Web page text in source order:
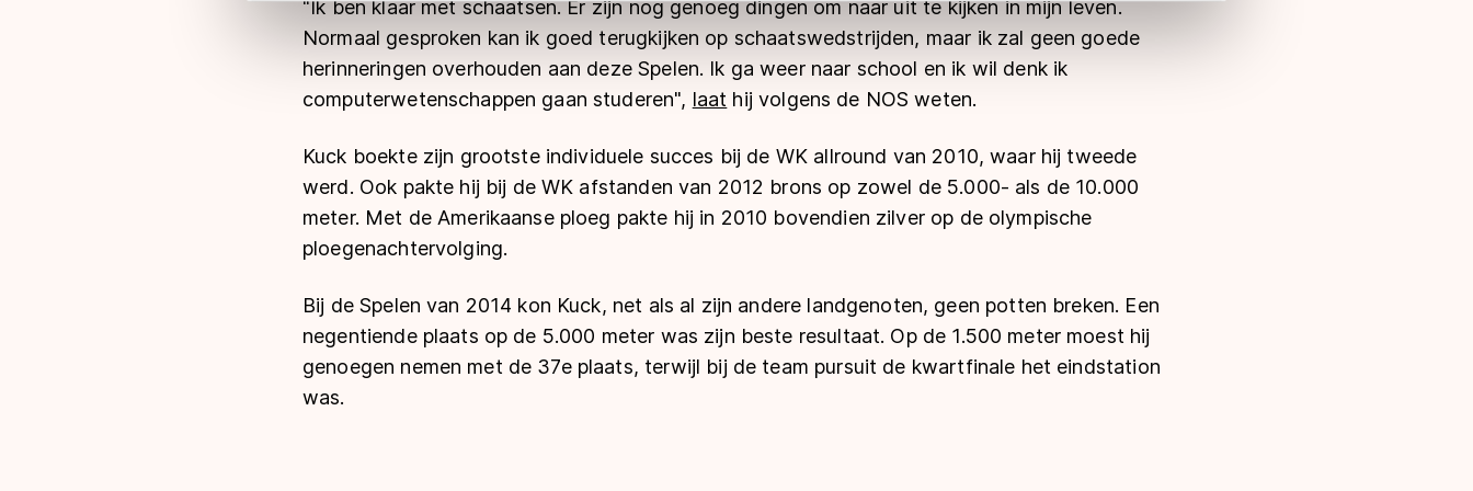
"Ik ben klaar met schaatsen. Er zijn nog genoeg dingen om naar uit te kijken in mijn leven.
Normaal gesproken kan ik goed terugkijken op schaatswedstrijden, maar ik zal geen goede
herinneringen overhouden aan deze Spelen. Ik ga weer naar school en ik wil denk ik
computerwetenschappen gaan studeren", laat hij volgens de NOS weten.
Kuck boekte zijn grootste individuele succes bij de WK allround van 2010, waar hij tweede
werd. Ook pakte hij bij de WK afstanden van 2012 brons op zowel de 5.000- als de 10.000
meter. Met de Amerikaanse ploeg pakte hij in 2010 bovendien zilver op de olympische
ploegenachtervolging.
Bij de Spelen van 2014 kon Kuck, net als al zijn andere landgenoten, geen potten breken. Een
negentiende plaats op de 5.000 meter was zijn beste resultaat. Op de 1.500 meter moest hij
genoegen nemen met de 37e plaats, terwijl bij de team pursuit de kwartfinale het eindstation
was.